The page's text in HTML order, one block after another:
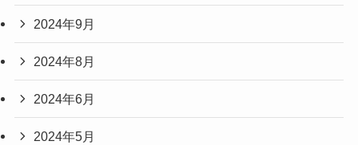
2024年9月
2024年8月
2024年6月
2024年5月